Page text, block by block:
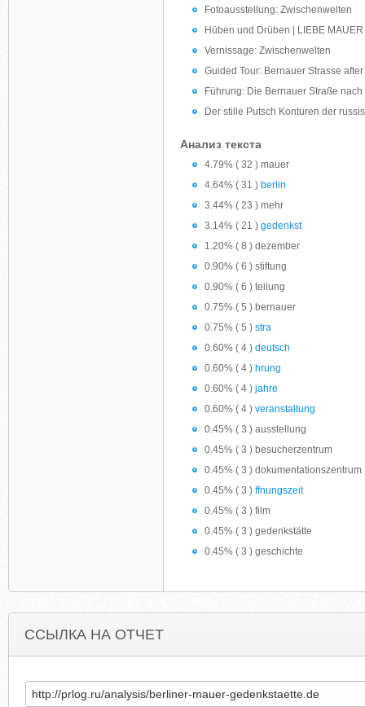
Fotoausstellung: Zwischenwelten
Hüben und Drüben | LIEBE
Vernissage: Zwischenwelten
Guided Tour: Bernauer Strasse
Führung: Die Bernauer Straße
Der stille Putsch Konturen der
Анализ текста
4.79% ( 32 ) mauer
4.64% ( 31 ) berlin
3.44% ( 23 ) mehr
3.14% ( 21 ) gedenkst
1.20% ( 8 ) dezember
0.90% ( 6 ) stiftung
0.90% ( 6 ) teilung
0.75% ( 5 ) bernauer
0.75% ( 5 ) stra
0.60% ( 4 ) deutsch
0.60% ( 4 ) hrung
0.60% ( 4 ) jahre
0.60% ( 4 ) veranstaltung
0.45% ( 3 ) ausstellung
0.45% ( 3 ) besucherzentrum
0.45% ( 3 ) dokumentationszentrum
0.45% ( 3 ) ffnungszeit
0.45% ( 3 ) film
0.45% ( 3 ) gedenkstätte
0.45% ( 3 ) geschichte
ССЫЛКА НА ОТЧЕТ